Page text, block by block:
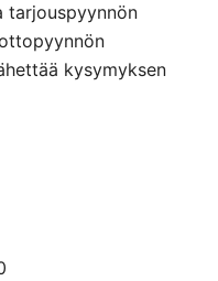
tarjouspyynnön
kysymyksen